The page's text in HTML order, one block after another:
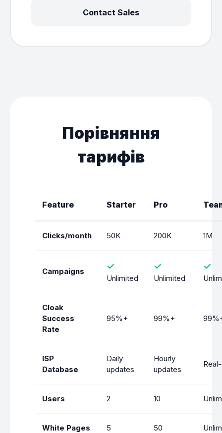
Contact Sales
Порівняння
тарифів
Feature Starter Pro
Clicks/month 50K 200K 1M
Campaigns ✓
Unlimited
✓
Unlimited
✓
Cloak
Success
Rate
95%+ 99%+
ISP
Database
Daily
updates
Hourly
updates
Users 2 10
White Pages 5 50